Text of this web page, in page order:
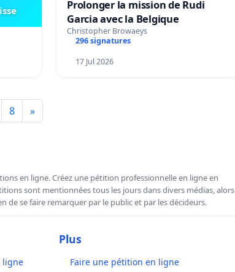
Prolonger la mission de Rudi
Garcia avec la Belgique
Christopher Browaeys
296 signatures
17 Jul 2026
8 »
en ligne. Créez une pétition professionnelle en ligne en
sont mentionnées tous les jours dans divers médias, alors
de se faire remarquer par le public et par les décideurs.
ligne
Plus
Faire une pétition en ligne